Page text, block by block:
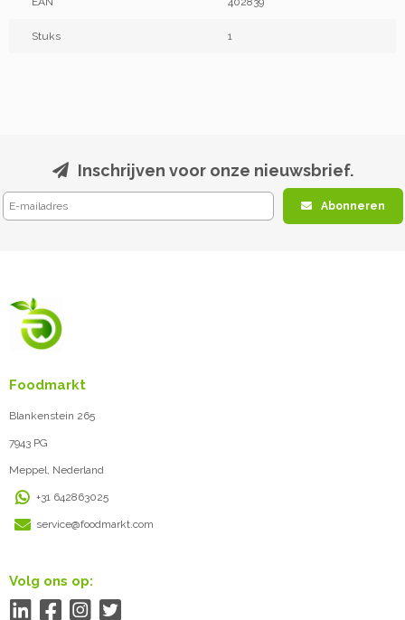
Stuks 1
Inschrijven voor onze nieuwsbrief.
Abonneren
Foodmarkt
Blankenstein 265
7943 PG
Meppel, Nederland
+31 642863025
service@foodmarkt.com
Volg ons op: